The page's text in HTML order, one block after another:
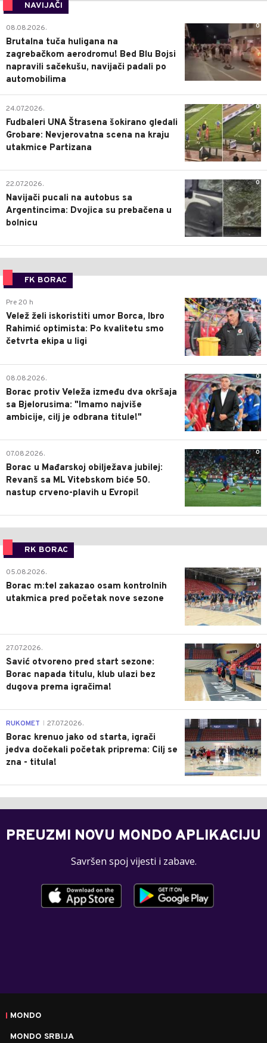
NAVIJAČI
0
08.08.2026.
Brutalna tuča huligana na
zagrebačkom aerodromu! Bed Blu Bojsi
napravili sačekušu, navijači padali po
automobilima
0
24.07.2026.
Fudbaleri UNA Štrasena šokirano gledali
Grobare: Nevjerovatna scena na kraju
utakmice Partizana
0
22.07.2026.
Navijači pucali na autobus sa
Argentincima: Dvojica su prebačena u
bolnicu
FK BORAC
0
Pre 20 h
Velež želi iskoristiti umor Borca, Ibro
Rahimić optimista: Po kvalitetu smo
četvrta ekipa u ligi
0
08.08.2026.
Borac protiv Veleža između dva okršaja
sa Bjelorusima: "Imamo najviše
ambicije, cilj je odbrana titule!"
0
07.08.2026.
Borac u Mađarskoj obilježava jubilej:
Revanš sa ML Vitebskom biće 50.
nastup crveno-plavih u Evropi!
RK BORAC
0
05.08.2026.
Borac m:tel zakazao osam kontrolnih
utakmica pred početak nove sezone
0
27.07.2026.
Savić otvoreno pred start sezone:
Borac napada titulu, klub ulazi bez
dugova prema igračima!
0
RUKOMET 27.07.2026.
Borac krenuo jako od starta, igrači
jedva dočekali početak priprema: Cilj se
zna - titula!
PREUZMI NOVU MONDO APLIKACIJU
Savršen spoj vijesti i zabave.
MONDO
MONDO SRBIJA